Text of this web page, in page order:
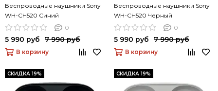
Беспроводные наушники Sony
WH-CH520 Синий
0
5 990 руб 7 990 руб
В корзину
Беспроводные наушники Sony
WH-CH520 Черный
0
5 990 руб 7 990 руб
В корзину
СКИДКА 19% СКИДКА 19%